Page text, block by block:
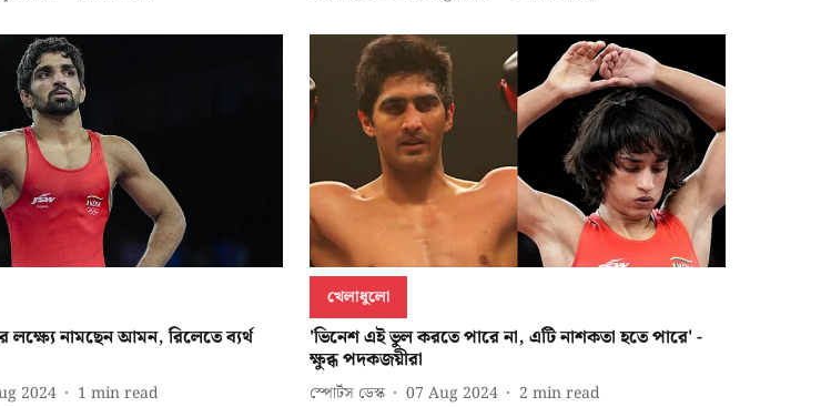
লক্ষ্যে নামছেন আমন, রিলেতে ব্যর্থ
2024 1 min read
খেলাধুলো
'ভিনেশ এই ভুল করতে পারে না, এটি নাশকতা হতে পারে' -
ক্ষুব্ধ পদকজয়ীরা
স্পোর্টস ডেস্ক 07 Aug 2024 2 min read